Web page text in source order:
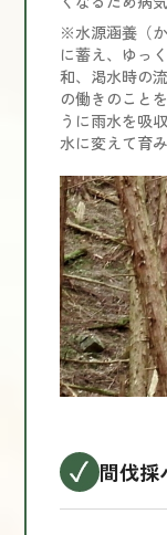
※水源涵養（
に蓄え、ゆっ
和、渇水時の
の働きのこと
うに雨水を吸
水に変えて育み
間伐採